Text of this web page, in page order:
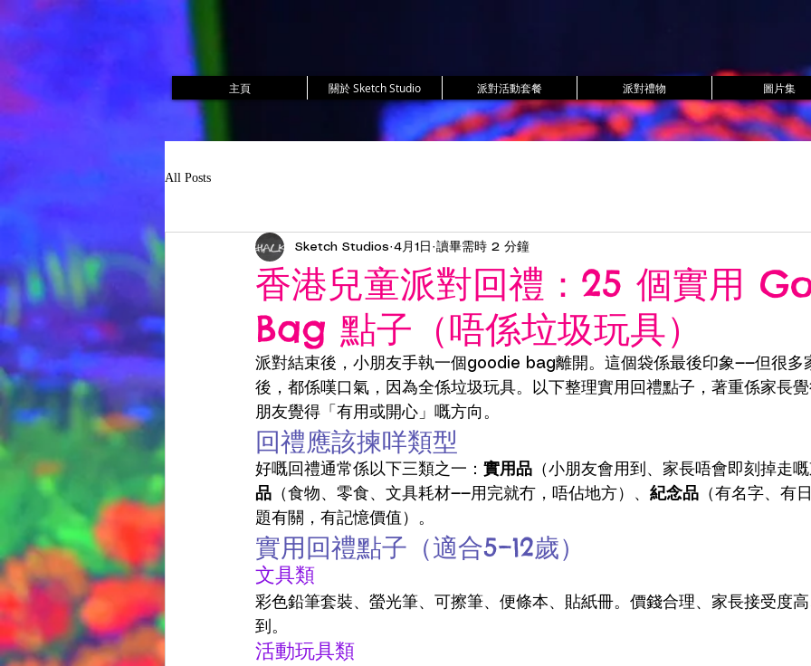
主頁 關於 Sketch Studio 派對活動套餐 派對禮物 圖片集
All Posts
香港兒童派對回禮：25 個實用
Bag 點子（唔係垃圾玩具）
Sketch Studios 4月1日 讀畢需時 2 分鐘
派對結束後，小朋友手執一個goodie bag離開。這個袋係最後印象——但很多
後，都係嘆口氣，因為全係垃圾玩具。以下整理實用回禮點子，著重係家長
朋友覺得「有用或開心」嘅方向。
回禮應該揀咩類型
好嘅回禮通常係以下三類之一： 實用品 （小朋友會用到、家長唔會即刻掉走
品 （食物、零食、文具耗材——用完就冇，唔佔地方）、 紀念品 （有名字、有
題有關，有記憶價值）。
實用回禮點子（適合5–12歲）
文具類
彩色鉛筆套裝、螢光筆、可擦筆、便條本、貼紙冊。價錢合理、家長接受度
到。
活動玩具類